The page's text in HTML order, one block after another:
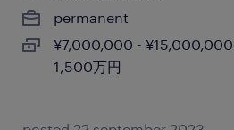
permanent
¥7,000,000 - ¥15,000,000
1,500万円